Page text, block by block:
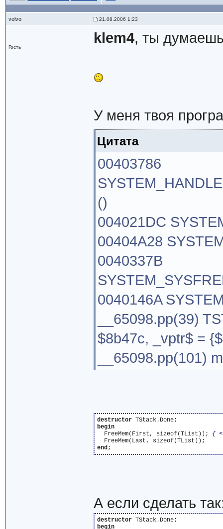
volvo 21.08.2006 1:23
Гость
klem4, ты
У меня твоя
Цитата
00403786
()
004021DC
00404A28
0040337B
0040146A
__65098.pp(39)
$8b47c, _vptr$ =
__65098.pp(101)
destructor
begin
  FreeMem(First, sizeof(TList));
{
end
А если сделать
destructor
begin